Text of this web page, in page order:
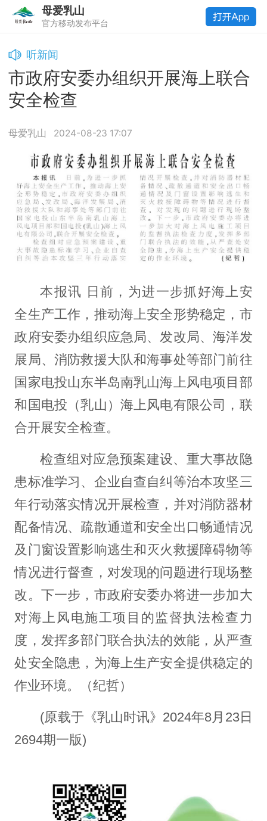
母爱乳山
官方移动发布平台
听新闻
市政府安委办组织开展海上联合
安全检查
母爱乳山 2024-08-23 17:07
本报讯 日前，为进一步抓好海上安
全生产工作，推动海上安全形势稳定，市
政府安委办组织应急局、发改局、海洋发
展局、消防救援大队和海事处等部门前往
国家电投山东半岛南乳山海上风电项目部
和国电投（乳山）海上风电有限公司，联
合开展安全检查。
检查组对应急预案建设、重大事故隐
患标准学习、企业自查自纠等治本攻坚三
年行动落实情况开展检查，并对消防器材
配备情况、疏散通道和安全出口畅通情况
及门窗设置影响逃生和灭火救援障碍物等
情况进行督查，对发现的问题进行现场整
改。下一步，市政府安委办将进一步加大
对海上风电施工项目的监督执法检查力
度，发挥多部门联合执法的效能，从严查
处安全隐患，为海上生产安全提供稳定的
作业环境。（纪哲）
(原载于《乳山时讯》2024年8月23日
2694期一版)